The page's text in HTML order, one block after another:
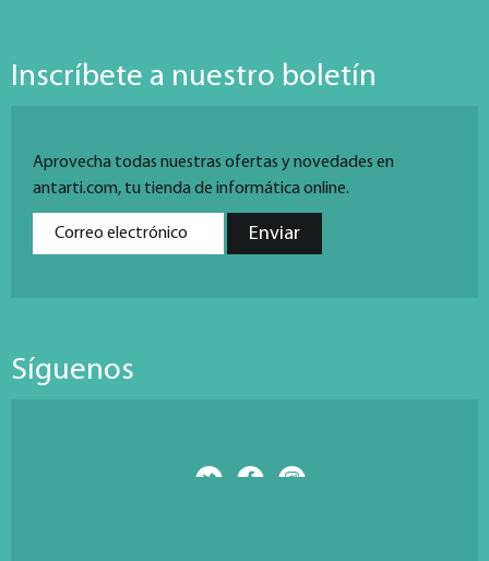
Inscríbete a nuestro boletín
Aprovecha todas nuestras ofertas y novedades en
antarti.com, tu tienda de informática online.
Síguenos